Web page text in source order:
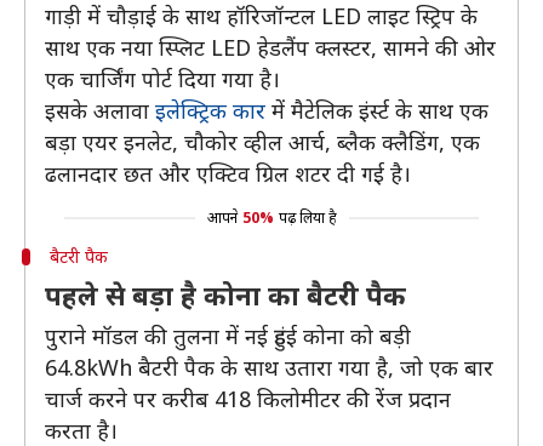
गाड़ी में चौड़ाई के साथ हॉरिजॉन्टल LED लाइट स्ट्रिप के
साथ एक नया स्प्लिट LED हेडलैंप क्लस्टर, सामने की ओर
एक चार्जिंग पोर्ट दिया गया है।
इसके अलावा इलेक्ट्रिक कार में मैटेलिक इंर्स्ट के साथ एक
बड़ा एयर इनलेट, चौकोर व्हील आर्च, ब्लैक क्लैडिंग, एक
ढलानदार छत और एक्टिव ग्रिल शटर दी गई है।
आपने 50% पढ़ लिया है
बैटरी पैक
पहले से बड़ा है कोना का बैटरी पैक
पुराने मॉडल की तुलना में नई हुंडई कोना को बड़ी
64.8kWh बैटरी पैक के साथ उतारा गया है, जो एक बार
चार्ज करने पर करीब 418 किलोमीटर की रेंज प्रदान
करता है।